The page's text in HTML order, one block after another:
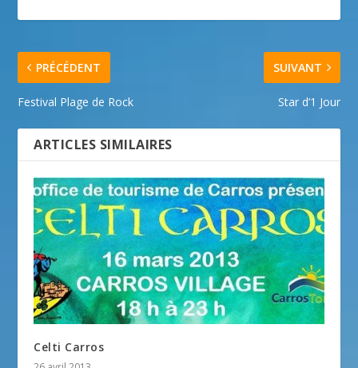
PRÉCÉDENT
Festival Plage de Rock
SUIVANT
Star d’1 Jour
ARTICLES SIMILAIRES
Celti Carros